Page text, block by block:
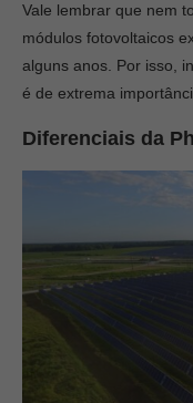
Vale lembrar que nem
módulos fotovoltaicos
alguns anos. Por isso,
é de extrema
Diferenciais da